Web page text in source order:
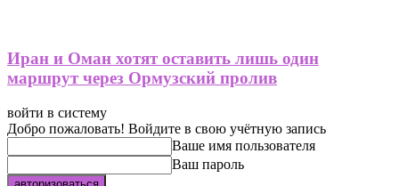
Иран и Оман хотят оставить лишь один
маршрут через Ормузский пролив
войти в систему
Добро пожаловать! Войдите в свою учётную запись
Ваше имя пользователя
Ваш пароль